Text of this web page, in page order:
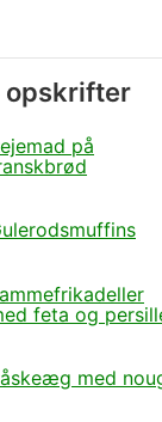
på
feta og
med